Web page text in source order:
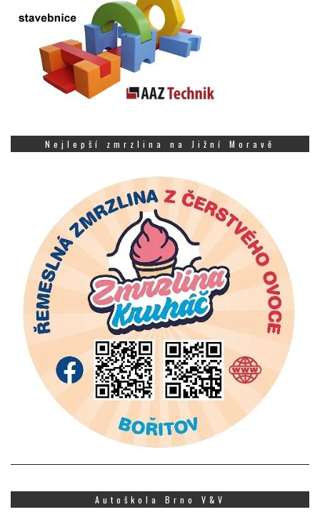
Nejlepší zmrzlina na Jižní Moravě
Autoškola Brno V&V